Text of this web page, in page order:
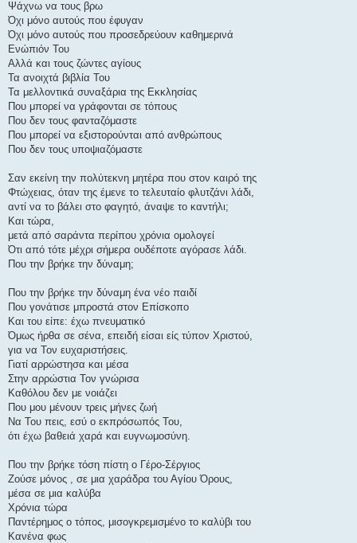
Ψάχνω να τους βρω
Όχι μόνο αυτούς που έφυγαν
Όχι μόνο αυτούς που προσεδρεύουν καθημερινά
Ενώπιόν Του
Αλλά και τους ζώντες αγίους
Τα ανοιχτά βιβλία Του
Τα μελλοντικά συναξάρια της Εκκλησίας
Που μπορεί να γράφονται σε τόπους
Που δεν τους φανταζόμαστε
Που μπορεί να εξιστορούνται από ανθρώπους
Που δεν τους υποψιαζόμαστε
Σαν εκείνη την πολύτεκνη μητέρα που στον καιρό της
Φτώχειας, όταν της έμενε το τελευταίο φλυτζάνι λάδι,
αντί να το βάλει στο φαγητό, άναψε το καντήλι;
Και τώρα,
μετά από σαράντα περίπου χρόνια ομολογεί
Ότι από τότε μέχρι σήμερα ουδέποτε αγόρασε λάδι.
Που την βρήκε την δύναμη;
Που την βρήκε την δύναμη ένα νέο παιδί
Που γονάτισε μπροστά στον Επίσκοπο
Και του είπε: έχω πνευματικό
Όμως ήρθα σε σένα, επειδή είσαι είς τύπον Χριστού,
για να Τον ευχαριστήσεις.
Γιατί αρρώστησα και μέσα
Στην αρρώστια Τον γνώρισα
Καθόλου δεν με νοιάζει
Που μου μένουν τρεις μήνες ζωή
Να Του πεις, εσύ ο εκπρόσωπός Του,
ότι έχω βαθειά χαρά και ευγνωμοσύνη.
Που την βρήκε τόση πίστη ο Γέρο-Σέργιος
Ζούσε μόνος , σε μια χαράδρα του Αγίου Όρους,
μέσα σε μια καλύβα
Χρόνια τώρα
Παντέρημος ο τόπος, μισογκρεμισμένο το καλύβι του
Κανένα φως